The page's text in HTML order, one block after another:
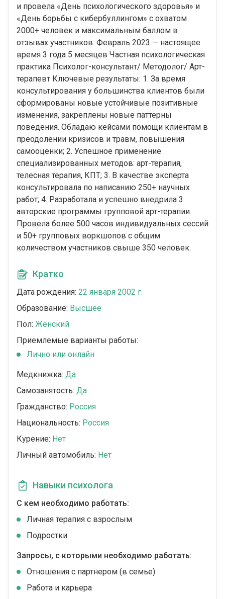
и провела «День психологического здоровья» и
«День борьбы с кибербуллингом» с охватом
2000+ человек и максимальным баллом в
отзывах участников. Февраль 2023 — настоящее
время 3 года 5 месяцев Частная психологическая
практика Психолог-консультант/ Методолог/ Арт-
терапевт Ключевые результаты: 1. За время
консультирования у большинства клиентов были
сформированы новые устойчивые позитивные
изменения, закреплены новые паттерны
поведения. Обладаю кейсами помощи клиентам в
преодолении кризисов и травм, повышения
самооценки; 2. Успешное применение
специализированных методов: арт-терапия,
телесная терапия, КПТ; 3. В качестве эксперта
консультировала по написанию 250+ научных
работ; 4. Разработала и успешно внедрила 3
авторские программы групповой арт-терапии.
Провела более 500 часов индивидуальных сессий
и 50+ групповых воркшопов с общим
количеством участников свыше 350 человек.
Кратко
Дата рождения: 22 января 2002 г.
Образование: Высшее
Пол: Женский
Приемлемые варианты работы:
Лично или онлайн
Медкнижка: Да
Самозанятость: Да
Гражданство: Россия
Национальность: Россия
Курение: Нет
Личный автомобиль: Нет
Навыки психолога
С кем необходимо работать:
Личная терапия с взрослым
Подростки
Запросы, с которыми необходимо работать:
Отношения с партнером (в семье)
Работа и карьера